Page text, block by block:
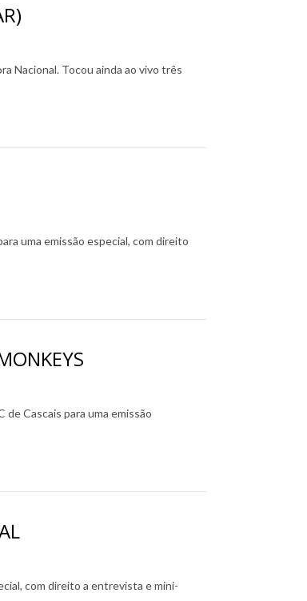
Nacional. Tocou ainda ao vivo três
uma emissão especial, com direito
de Cascais para uma emissão
com direito a entrevista e mini-